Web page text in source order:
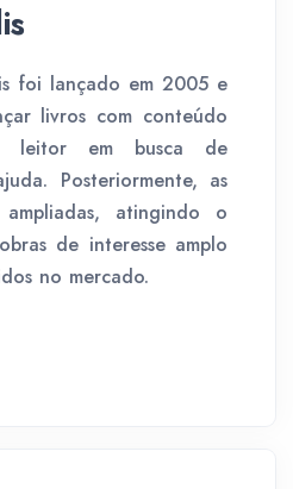
foi lançado em 2005 e
livros com conteúdo
leitor em busca de
Posteriormente, as
atingindo o
de interesse amplo
no mercado.